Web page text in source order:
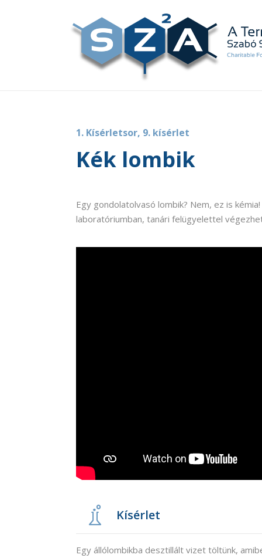
1. Kísérletsor, 9. kísérlet
Kék lombik
Egy gondolatolvasó lombik? Nem, ez is
laboratóriumban, tanári felügyelettel
Kísérlet
Egy állólombikba desztillált vizet töltünk,